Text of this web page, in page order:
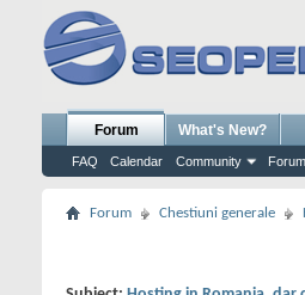
Forum
FAQ Calendar Community
What's New?
Forum Chestiuni generale